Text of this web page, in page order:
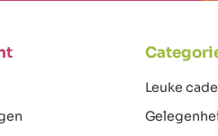
Leuke